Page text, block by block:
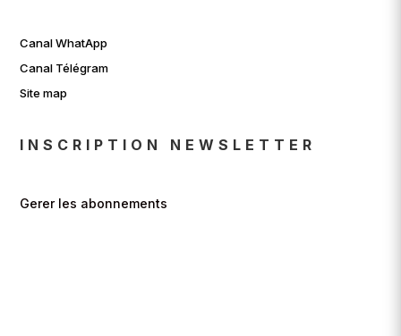
Canal WhatApp
Canal Télégram
Site map
INSCRIPTION NEWSLETTER
Gerer les abonnements